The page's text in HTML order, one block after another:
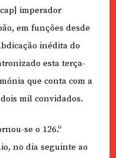
imperador
em funções desde
inédita do
esta terça-
que conta com a
mil convidados.
se o 126.º
no dia seguinte ao